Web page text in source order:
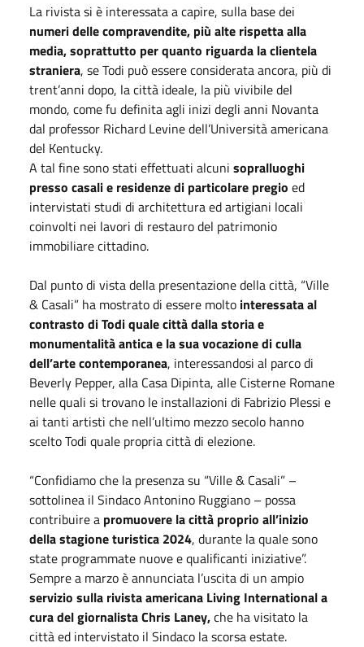
La rivista si è interessata a capire, sulla base dei
numeri delle compravendite, più alte rispetta alla
media, soprattutto per quanto riguarda la clientela
straniera, se Todi può essere considerata ancora, più di
trent’anni dopo, la città ideale, la più vivibile del
mondo, come fu definita agli inizi degli anni Novanta
dal professor Richard Levine dell’Università americana
del Kentucky.
A tal fine sono stati effettuati alcuni sopralluoghi
presso casali e residenze di particolare pregio ed
intervistati studi di architettura ed artigiani locali
coinvolti nei lavori di restauro del patrimonio
immobiliare cittadino.
Dal punto di vista della presentazione della città, “Ville
& Casali” ha mostrato di essere molto interessata al
contrasto di Todi quale città dalla storia e
monumentalità antica e la sua vocazione di culla
dell’arte contemporanea, interessandosi al parco di
Beverly Pepper, alla Casa Dipinta, alle Cisterne Romane
nelle quali si trovano le installazioni di Fabrizio Plessi e
ai tanti artisti che nell’ultimo mezzo secolo hanno
scelto Todi quale propria città di elezione.
“Confidiamo che la presenza su “Ville & Casali” –
sottolinea il Sindaco Antonino Ruggiano – possa
contribuire a promuovere la città proprio all’inizio
della stagione turistica 2024, durante la quale sono
state programmate nuove e qualificanti iniziative”.
Sempre a marzo è annunciata l’uscita di un ampio
servizio sulla rivista americana Living International a
cura del giornalista Chris Laney,che ha visitato la
città ed intervistato il Sindaco la scorsa estate.